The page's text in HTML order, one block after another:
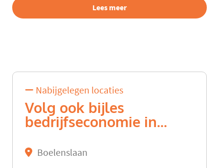
Lees meer
Nabijgelegen locaties
Volg ook bijles
bedrijfseconomie in...
Boelenslaan